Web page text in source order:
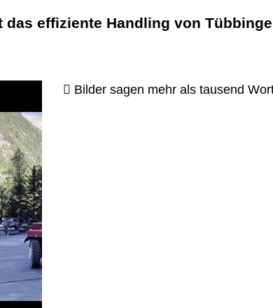
effiziente Handling von
Bilder sagen mehr als tausend